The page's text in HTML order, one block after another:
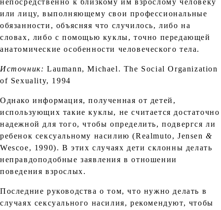
непосредственно к близкому им взрослому человеку
или лицу, выполняющему свои профессиональные
обязанности, объясняя что случилось, либо на
словах, либо с помощью куклы, точно передающей
анатомические особенности человеческого тела.
Источник: Laumann, Michael. The Social Organization
of Sexuality, 1994
Однако информация, полученная от детей,
использующих такие куклы, не считается достаточно
надежной для того, чтобы определить, подвергся ли
ребенок сексуальному насилию (Realmuto, Jensen&
Wescoe, 1990). В этих случаях дети склонны делать
неправдоподобные заявления в отношении
поведения взрослых.
Последние руководства о том, что нужно делать в
случаях сексуального насилия, рекомендуют, чтобы